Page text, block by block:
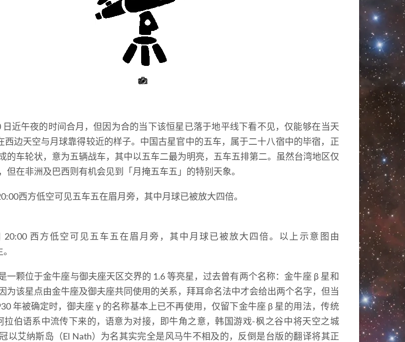
日近午夜的时间合月 ， 但因为合的当下该恒星已落于地平线下看不见 ， 仅能够在当天
西边天空与月球靠得较近的样子。 中国古星官中的五车 ， 属于二十八宿中的毕宿 ，
正
的车轮状 ， 意为五辆战车 ， 其中以五车二最为明亮 ， 五车五排第二。 虽然台湾地区仅
， 但在非洲及巴西则有机会见到 「 月掩五车五 」 的特别天象。
20:00 西方低空可见五车五在眉月旁 ， 其中月球已被放大四倍。
以上示意图由
。
一颗位于金牛座与御夫座天区交界的 1.6 等亮星 ， 过去曾有两个名称 ： 金牛座 β 星和
为该星点由金牛座及御夫座共同使用的关系 ， 拜耳命名法中才会给出两个名字 ， 但当
年被确定时， 御夫座 γ 的名称基本上已不再使用 ， 仅留下金牛座 β 星的用法 ， 传统
拉伯语系中流传下来的 ， 语意为对接， 即牛角之意 ， 韩国游戏-枫之谷中将天空之城
以艾纳斯岛 （ El Nath） 为名其实完全是风马牛不相及的 ， 反倒是台版的翻译将其正